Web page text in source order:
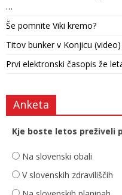
…
Še pomnite Viki kremo?
Titov bunker v Konjicu (video)
Prvi elektronski časopis že
Anketa
Kje boste letos preživeli
Na slovenski obali
V slovenskih zdraviliščih